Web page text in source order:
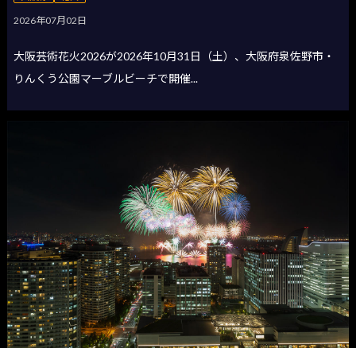
2026年07月02日
大阪芸術花火2026が2026年10月31日（土）、大阪府泉佐野市・
りんくう公園マーブルビーチで開催...